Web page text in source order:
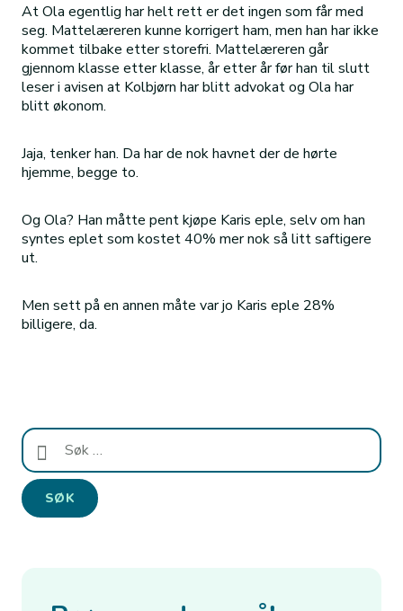
At Ola egentlig har helt rett er det ingen som får med
seg. Mattelæreren kunne korrigert ham, men han har ikke
kommet tilbake etter storefri. Mattelæreren går
gjennom klasse etter klasse, år etter år før han til slutt
leser i avisen at Kolbjørn har blitt advokat og Ola har
blitt økonom.
Jaja, tenker han. Da har de nok havnet der de hørte
hjemme, begge to.
Og Ola? Han måtte pent kjøpe Karis eple, selv om han
syntes eplet som kostet 40% mer nok så litt saftigere
ut.
Men sett på en annen måte var jo Karis eple 28%
billigere, da.
Søk
etter: